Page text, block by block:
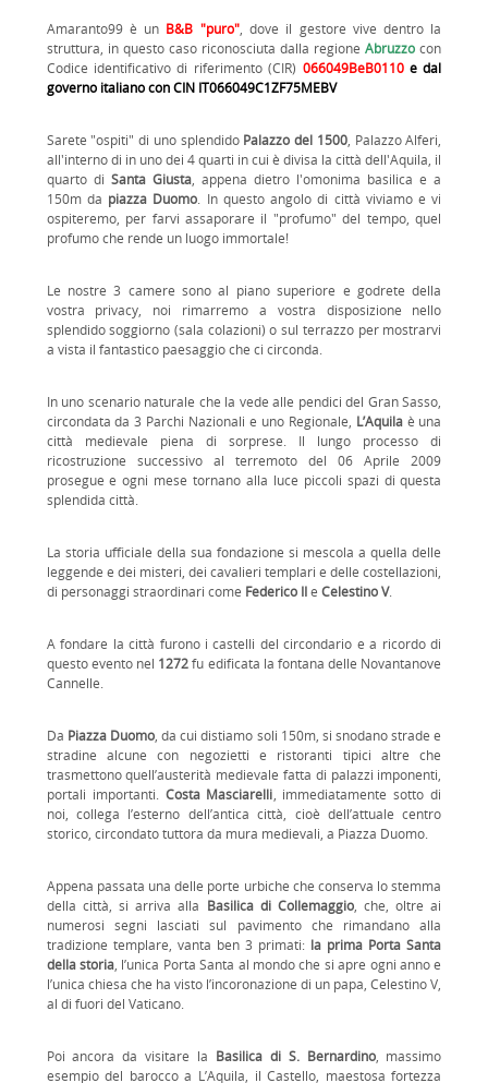
Amaranto99 è un B&B "puro", dove il gestore vive dentro la
struttura, in questo caso riconosciuta dalla regioneAbruzzo con
Codice identificativo di riferimento (CIR) 066049BeB0110e dal
governo italiano con CIN IT066049C1ZF75MEBV
Sarete "ospiti" di uno splendido Palazzo del 1500, Palazzo Alferi,
all'interno di in uno dei 4 quarti in cui è divisa la città dell'Aquila, il
quarto di Santa Giusta, appena dietro l'omonima basilica e a
150m da piazza Duomo . In questo angolo di città viviamo e vi
ospiteremo, per farvi assaporare il "profumo" del tempo, quel
profumo che rende un luogo immortale!
Le nostre 3 camere sono al piano superiore e godrete della
vostra privacy, noi rimarremo a vostra disposizione nello
splendido soggiorno (sala colazioni) o sul terrazzo per mostrarvi
a vista il fantastico paesaggio che ci circonda.
In uno scenario naturale che la vede alle pendici del Gran Sasso,
circondata da 3 Parchi Nazionali e uno Regionale, L’Aquilaè una
città medievale piena di sorprese. Il lungo processo di
ricostruzione successivo al terremoto del 06 Aprile 2009
prosegue e ogni mese tornano alla luce piccoli spazi di questa
splendida città.
La storia ufficiale della sua fondazione si mescola a quella delle
leggende e dei misteri, dei cavalieri templari e delle costellazioni,
di personaggi straordinari come Federico IIe Celestino V.
A fondare la città furono i castelli del circondario e a ricordo di
questo evento nel 1272fu edificata la fontana delle Novantanove
Cannelle.
Da Piazza Duomo, da cui distiamo soli 150m, si snodano strade e
stradine alcune con negozietti e ristoranti tipici altre che
trasmettono quell’austerità medievale fatta di palazzi imponenti,
portali importanti. Costa Masciarelli , immediatamente sotto di
noi, collega l’esterno dell’antica città, cioè dell’attuale centro
storico, circondato tuttora da mura medievali, a Piazza Duomo.
Appena passata una delle porte urbiche che conserva lo stemma
della città, si arriva alla Basilica di Collemaggio, che, oltre ai
numerosi segni lasciati sul pavimento che rimandano alla
tradizione templare, vanta ben 3 primati: la prima Porta Santa
della storia, l’unica Porta Santa al mondo che si apre ogni anno e
l’unica chiesa che ha visto l’incoronazione di un papa, Celestino V,
al di fuori del Vaticano.
Poi ancora da visitare la Basilica di S. Bernardino, massimo
esempio del barocco a L’Aquila, il Castello, maestosa fortezza